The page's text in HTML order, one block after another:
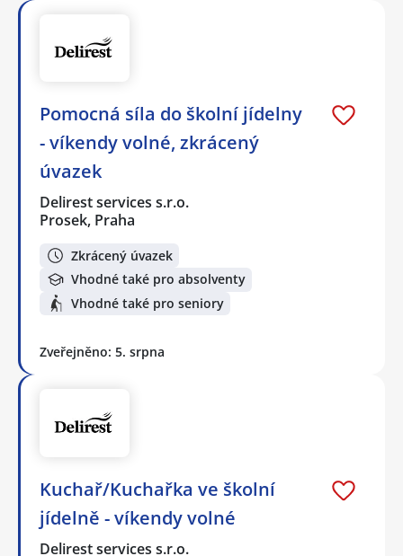
Pomocná síla do školní jídelny
- víkendy volné, zkrácený
úvazek
Delirest services s.r.o.
Prosek, Praha
Zkrácený úvazek
Vhodné také pro absolventy
Vhodné také pro seniory
Zveřejněno: 5. srpna
Kuchař/Kuchařka ve školní
jídelně - víkendy volné
Delirest services s.r.o.